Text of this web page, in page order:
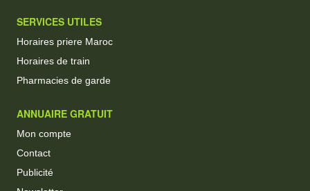
SERVICES UTILES
Horaires priere Maroc
Horaires de train
Pharmacies de garde
ANNUAIRE GRATUIT
Mon compte
Contact
Publicité